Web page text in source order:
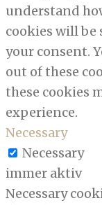
understand
cookies will
your consent.
out of these
these cookies
experience.
Necessary
Necessary
immer aktiv
Necessary